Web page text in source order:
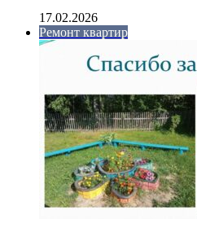
17.02.2026
Ремонт квартир